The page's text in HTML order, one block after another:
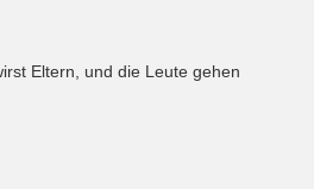
Eltern, und die Leute gehen